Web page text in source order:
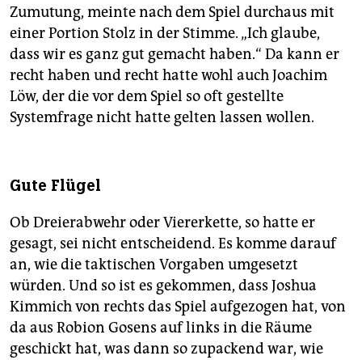
Zumutung, meinte nach dem Spiel durchaus mit
einer Portion Stolz in der Stimme. „Ich glaube,
dass wir es ganz gut gemacht haben.“ Da kann er
recht haben und recht hatte wohl auch Joachim
Löw, der die vor dem Spiel so oft gestellte
Systemfrage nicht hatte gelten lassen wollen.
Gute Flügel
Ob Dreierabwehr oder Viererkette, so hatte er
gesagt, sei nicht entscheidend. Es komme darauf
an, wie die taktischen Vorgaben umgesetzt
würden. Und so ist es gekommen, dass Joshua
Kimmich von rechts das Spiel aufgezogen hat, von
da aus Robion Gosens auf links in die Räume
geschickt hat, was dann so zupackend war, wie